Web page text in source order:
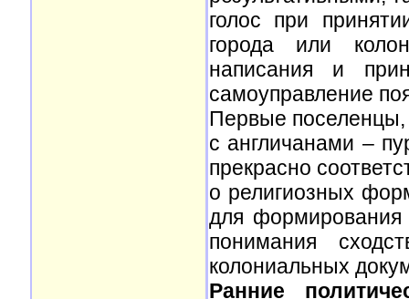
голос при
города или
написания и
самоуправление
Первые поселенцы,
с англичанами –
прекрасно
о религиозных
для
понимания
колониальных
Ранние